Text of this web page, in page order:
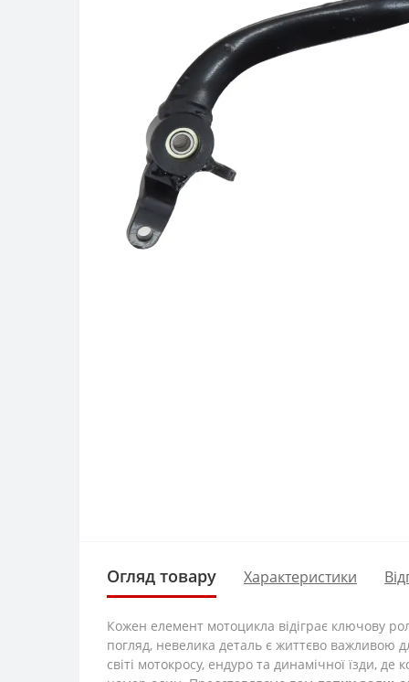
Огляд товару Характеристики
Кожен елемент мотоцикла відіграє ключову
погляд, невелика деталь є життєво важливою
світі мотокросу, ендуро та динамічної їзди,